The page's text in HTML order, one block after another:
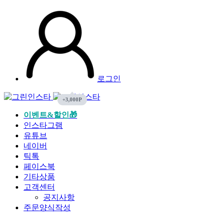
로그인
이벤트&할인🎁
인스타그램
유튜브
네이버
틱톡
페이스북
기타상품
고객센터
공지사항
주문양식작성